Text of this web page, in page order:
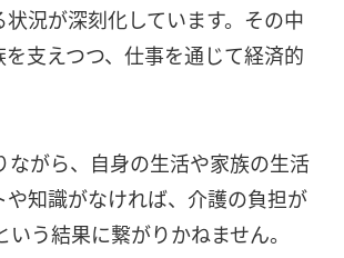
況が深刻化しています。その中
支えつつ、仕事を通じて経済的
がら、自身の生活や家族の生活
知識がなければ、介護の負担が
う結果に繋がりかねません。